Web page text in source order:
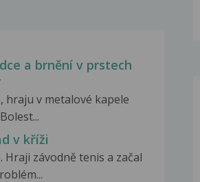
a brnění v prstech
hraju v metalové kapele
v kříži
Hraji závodně tenis a začal